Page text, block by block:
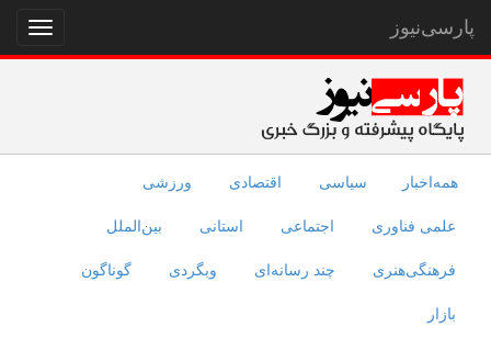
نمایش
منو
پارسی‌نیوز
همه‌اخبار سیاسی اقتصادی ورزشی
علمی فناوری اجتماعی استانی بین‌الملل
فرهنگی‌هنری چند رسانه‌ای وبگردی گوناگون
بازار